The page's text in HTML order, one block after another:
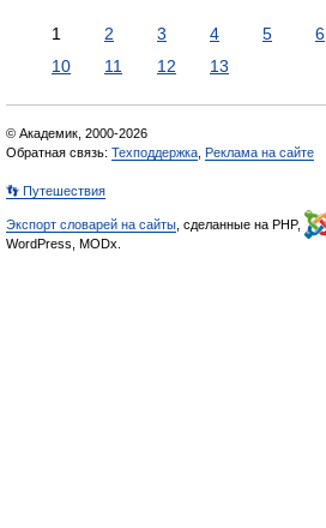
1 2 3 4 5 6
10
11 12 13
© Академик, 2000-2026
Обратная связь: Техподдержка Реклама на сайте
👣 Путешествия
Экспорт словарей на сайты , сделанные на PHP,
WordPress, MODx.